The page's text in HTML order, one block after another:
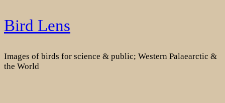
Skip
to
Bird Lens
Images of birds for science & public; Western Palaearctic &
the World